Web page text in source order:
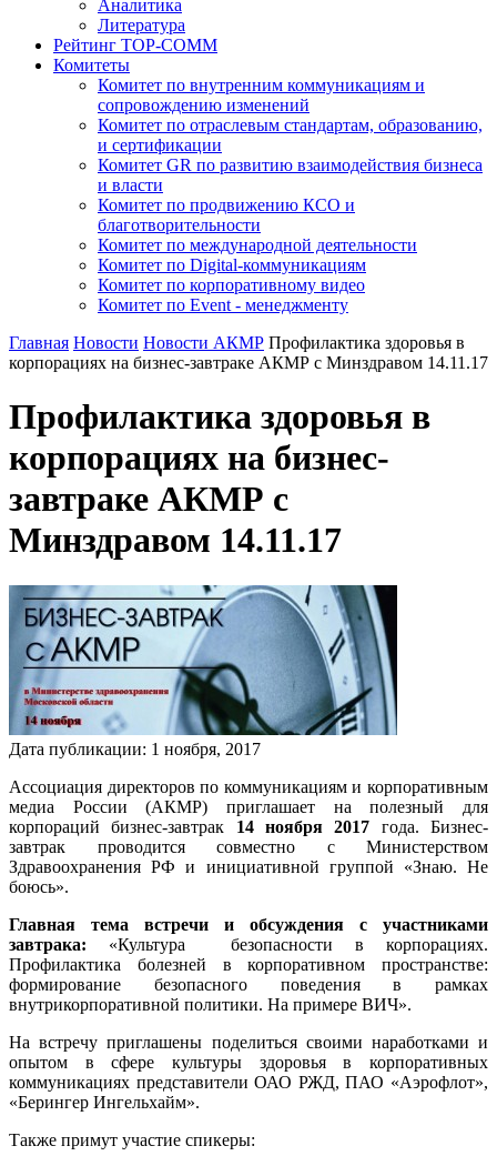
Аналитика
Литература
Рейтинг TOP-COMM
Комитеты
Комитет по внутренним коммуникациям и
сопровождению изменений
Комитет по отраслевым стандартам, образованию,
и сертификации
Комитет GR по развитию взаимодействия бизнеса
и власти
Комитет по продвижению КСО и
благотворительности
Комитет по международной деятельности
Комитет по Digital-коммуникациям
Комитет по корпоративному видео
Комитет по Event - менеджменту
Главная Новости Новости АКМР Профилактика здоровья в
корпорациях на бизнес-завтраке АКМР с Минздравом 14.11.17
Профилактика здоровья в
корпорациях на бизнес-
завтраке АКМР с
Минздравом 14.11.17
Дата публикации: 1 ноября, 2017
Ассоциация директоров по коммуникациям и корпоративным
медиа России (АКМР) приглашает на полезный для
корпораций бизнес-завтрак 14 ноября 2017 года. Бизнес-
завтрак проводится совместно с Министерством
Здравоохранения РФ и инициативной группой «Знаю. Не
боюсь».
Главная тема встречи и обсуждения с участниками
завтрака: «Культура безопасности в корпорациях.
Профилактика болезней в корпоративном пространстве:
формирование безопасного поведения в рамках
внутрикорпоративной политики. На примере ВИЧ».
На встречу приглашены поделиться своими наработками и
опытом в сфере культуры здоровья в корпоративных
коммуникациях представители ОАО РЖД, ПАО «Аэрофлот»,
«Берингер Ингельхайм».
Также примут участие спикеры: